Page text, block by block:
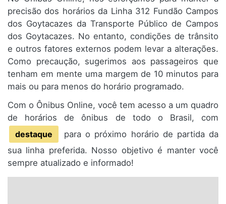
precisão dos horários da Linha 312 Fundão Campos
dos Goytacazes da Transporte Público de Campos
dos Goytacazes. No entanto, condições de trânsito
e outros fatores externos podem levar a alterações.
Como precaução, sugerimos aos passageiros que
tenham em mente uma margem de 10 minutos para
mais ou para menos do horário programado.
Com o Ônibus Online, você tem acesso a um quadro
de horários de ônibus de todo o Brasil, com
destaque
para o próximo horário de partida da
sua linha preferida. Nosso objetivo é manter você
sempre atualizado e informado!